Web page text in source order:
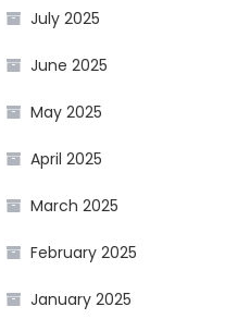
July 2025
June 2025
May 2025
April 2025
March 2025
February 2025
January 2025